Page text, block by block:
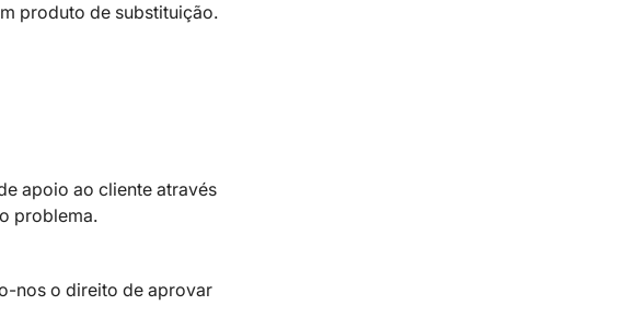
produto de substituição.
apoio ao cliente através
problema.
nos o direito de aprovar